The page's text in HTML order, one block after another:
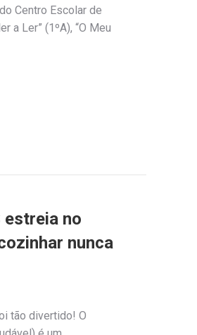
Centro Escolar de
a Ler” (1ºA), “O Meu
estreia no
nunca
tão divertido! O